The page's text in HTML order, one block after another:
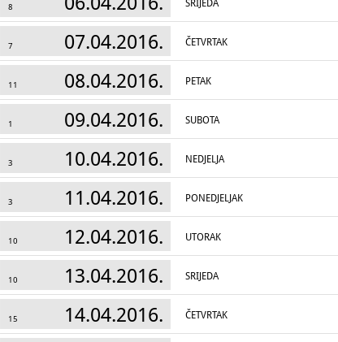
8 SRIJEDA
7 07.04.2016. ČETVRTAK
11 08.04.2016. PETAK
1 09.04.2016. SUBOTA
3 10.04.2016. NEDJELJA
3 11.04.2016. PONEDJELJAK
10 12.04.2016. UTORAK
10 13.04.2016. SRIJEDA
15 14.04.2016. ČETVRTAK